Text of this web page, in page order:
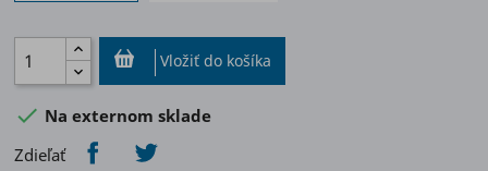
Vložiť do košíka
 Na externom sklade
Zdieľať